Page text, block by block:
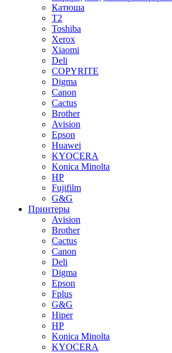
Катюша
T2
Toshiba
Xerox
Xiaomi
Deli
COPYRITE
Digma
Canon
Cactus
Brother
Avision
Epson
Huawei
KYOCERA
Konica Minolta
HP
Fujifilm
G&G
Принтеры
Avision
Brother
Cactus
Canon
Deli
Digma
Epson
Fplus
G&G
Hiper
HP
Konica Minolta
KYOCERA